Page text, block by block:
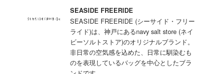
SEASIDE FREERIDE
SEASIDE FREERIDE (シーサイド・フリー
ライド)は、神戸にあるnavy salt store (ネイ
ビーソルトストア)のオリジナルブランド。
非日常の空気感を込めた、日常に馴染むも
のを表現しているバッグを中心としたブラ